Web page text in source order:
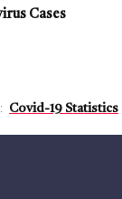
Cases
Covid-19 Statistics